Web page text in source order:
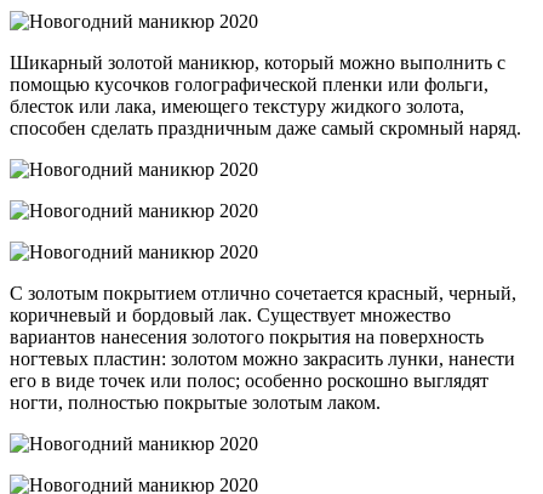
Шикарный золотой маникюр, который можно выполнить с
помощью кусочков голографической пленки или фольги,
блесток или лака, имеющего текстуру жидкого золота,
способен сделать праздничным даже самый скромный наряд.
С золотым покрытием отлично сочетается красный, черный,
коричневый и бордовый лак. Существует множество
вариантов нанесения золотого покрытия на поверхность
ногтевых пластин: золотом можно закрасить лунки, нанести
его в виде точек или полос; особенно роскошно выглядят
ногти, полностью покрытые золотым лаком.